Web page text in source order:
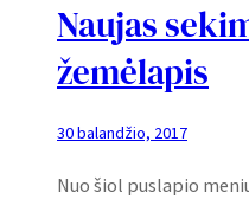
Naujas
žemėlapis
30 balandžio, 2017
Nuo šiol puslapio